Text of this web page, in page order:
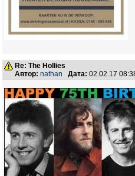
Re: The Hollies
Автор: nathan Дата: 02.02.17